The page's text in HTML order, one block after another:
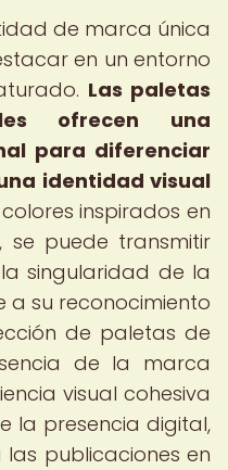
de marca única
en un entorno
Las paletas
ofrecen una
para diferenciar
identidad visual
inspirados en
se puede transmitir
singularidad de la
a su reconocimiento
de paletas de
de la marca
visual cohesiva
la presencia digital,
publicaciones en